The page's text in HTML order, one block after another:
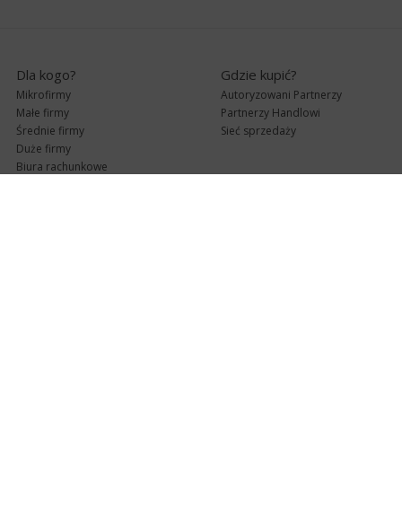
Dla kogo?
Mikrofirmy
Małe firmy
Średnie firmy
Duże firmy
Biura rachunkowe
Gdzie kupić?
Autoryzowani Partnerzy
Partnerzy Handlowi
Sieć sprzedaży